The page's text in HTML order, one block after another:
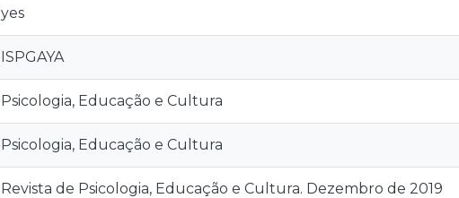
yes
ISPGAYA
Psicologia, Educação e Cultura
Psicologia, Educação e Cultura
Revista de Psicologia, Educação e Cultura. Dezembro de 2019